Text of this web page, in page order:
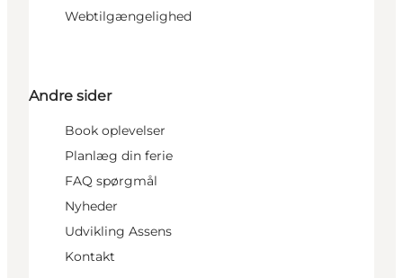
Webtilgængelighed
Andre sider
Book oplevelser
Planlæg din ferie
FAQ spørgmål
Nyheder
Udvikling Assens
Kontakt